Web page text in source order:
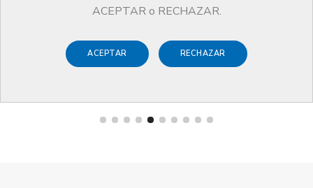
ACEPTAR o RECHAZAR.
ACEPTAR RECHAZAR